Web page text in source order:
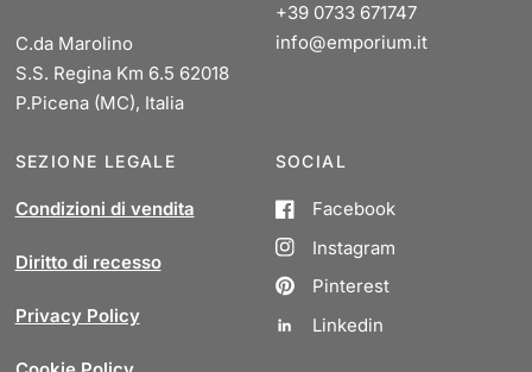
C.da Marolino
S.S. Regina Km 6.5 62018
P.Picena (MC), Italia
+39 0733 671747
info@emporium.it
SEZIONE LEGALE
Condizioni di vendita
Diritto di recesso
Privacy Policy
SOCIAL
Facebook
Instagram
Pinterest
Linkedin